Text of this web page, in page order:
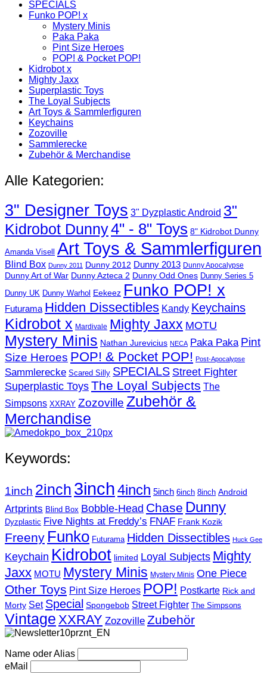
SPECIALS
Funko POP! x
Mystery Minis
Paka Paka
Pint Size Heroes
POP! & Pocket POP!
Kidrobot x
Mighty Jaxx
Superplastic Toys
The Loyal Subjects
Art Toys & Sammlerfiguren
Keychains
Zozoville
Sammlerecke
Zubehör & Merchandise
Alle Kategorien:
3" Designer Toys 3" Dyzplastic Android 3"
Kidrobot Dunny4" - 8" Toys 8" Kidrobot Dunny
Amanda Visell Art Toys & Sammlerfiguren
Blind Box Dunny 2011 Dunny 2012 Dunny 2013 Dunny Apocalypse
Dunny Art of War Dunny Azteca 2 Dunny Odd Ones Dunny Series 5
Dunny UK Dunny Warhol Eekeez Funko POP! x
Futurama Hidden Dissectibles Kandy Keychains
Kidrobot x Mardivale Mighty Jaxx MOTU
Mystery Minis Nathan Jurevicius NECA Paka Paka Pint
Size Heroes POP! & Pocket POP! Post-Apocalypse
Sammlerecke Scared Silly SPECIALS Street Fighter
Superplastic ToysThe Loyal Subjects The
Simpsons XXRAY Zozoville Zubehör &
Merchandise
Keywords:
1inch 2inch 3inch4inch 5inch 6inch 8inch Android
Artprints Blind Box Bobble-Head Chase Dunny
Dyzplastic Five Nights at Freddy’s FNAF Frank Kozik
Freeny Funko Futurama Hidden Dissectibles Huck Gee
Keychain Kidrobot limited Loyal Subjects Mighty
Jaxx MOTU Mystery Minis Mystery Minis One Piece
Other Toys Pint Size Heroes POP! Postkarte Rick and
Morty Set Special Spongebob Street Fighter The Simpsons
Vintage XXRAY Zozoville Zubehör
Name oder Alias
eMail